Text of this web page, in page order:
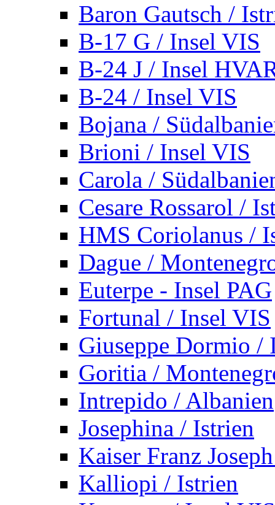
Baron Gautsch /
B-17 G / Insel VIS
B-24 J / Insel
B-24 / Insel VIS
Bojana /
Brioni / Insel VIS
Carola /
Cesare Rossarol /
HMS Coriolanus /
Dague /
Euterpe - Insel PAG
Fortunal / Insel VIS
Giuseppe Dormio /
Goritia /
Intrepido / Albanien
Josephina / Istrien
Kaiser Franz
Kalliopi / Istrien